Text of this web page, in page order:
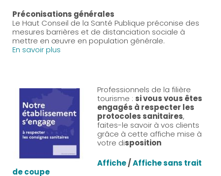
Préconisations générales
Le Haut Conseil de la Santé Publique préconise des
mesures barrières et de distanciation sociale à
mettre en œuvre en population générale.
En savoir plus
Professionnels de la filière
tourisme : si vous vous êtes
engagés à respecter les
protocoles sanitaires,
faites-le savoir à vos clients
grâce à cette affiche mise à
votre disposition
Affiche/Affiche sans trait
de coupe